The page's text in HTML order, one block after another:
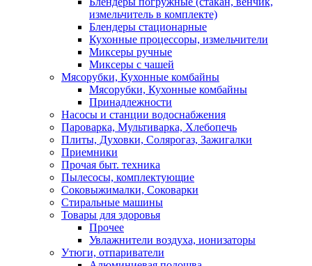
измельчитель в комплекте)
Блендеры стационарные
Кухонные процессоры, измельчители
Миксеры ручные
Миксеры с чашей
Мясорубки, Кухонные комбайны
Мясорубки, Кухонные комбайны
Принадлежности
Насосы и станции водоснабжения
Пароварка, Мультиварка, Хлебопечь
Плиты, Духовки, Солярогаз, Зажигалки
Приемники
Прочая быт. техника
Пылесосы, комплектующие
Соковыжималки, Соковарки
Стиральные машины
Товары для здоровья
Прочее
Увлажнители воздуха, ионизаторы
Утюги, отпариватели